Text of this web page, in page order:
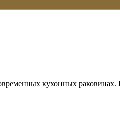
кухонных раковинах.